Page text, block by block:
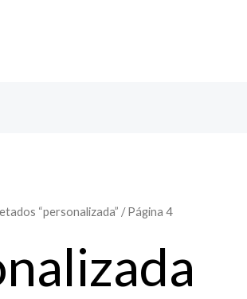
“personalizada” / Página 4